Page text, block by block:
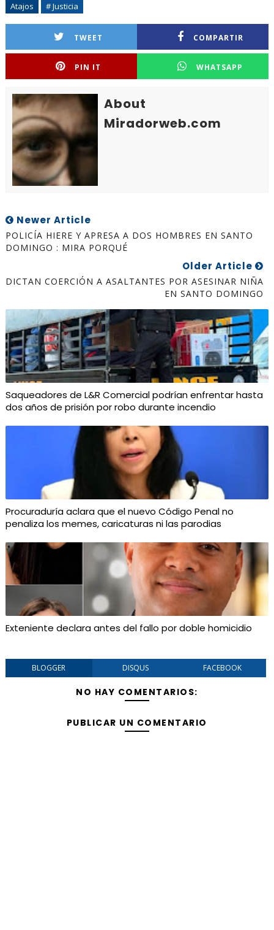
Atajos # Justicia
TWEET COMPARTIR
PIN IT WHATSAPP
About
Miradorweb.com
Newer Article
POLICÍA HIERE Y APRESA A DOS HOMBRES EN SANTO
DOMINGO : MIRA PORQUÉ
Older Article
DICTAN COERCIÓN A ASALTANTES POR ASESINAR NIÑA
EN SANTO DOMINGO
Saqueadores de L&R Comercial podrían enfrentar hasta
dos años de prisión por robo durante incendio
Procuraduría aclara que el nuevo Código Penal no
penaliza los memes, caricaturas ni las parodias
Exteniente declara antes del fallo por doble homicidio
BLOGGER DISQUS FACEBOOK
NO HAY COMENTARIOS:
PUBLICAR UN COMENTARIO